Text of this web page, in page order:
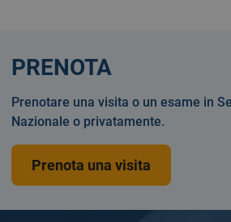
PRENOTA
Prenotare una visita o un esame in
Nazionale o privatamente.
Prenota una visita